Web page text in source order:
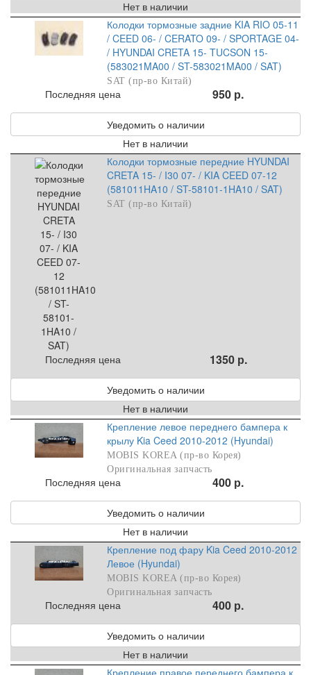
Нет в наличии
Колодки тормозные задние KIA RIO 05-11
/ CEED 06- / CERATO 09- / SPORTAGE 04-
/ HYUNDAI CRETA 15- TUCSON 15-
(583021MA00 / ST-583021MA00 / SAT)
SAT (пр-во Китай)
Последняя цена 950 р.
Уведомить о наличии
Нет в наличии
Колодки тормозные передние HYUNDAI
CRETA 15- / I30 07- / KIA CEED 07-12
(581011HA10 / ST-58101-1HA10 / SAT)
SAT (пр-во Китай)
Последняя цена 1350 р.
Уведомить о наличии
Нет в наличии
Крепление левое переднего бампера к
крылу Kia Ceed 2010-2012 (Hyundai)
MOBIS KOREA (пр-во Корея)
Оригинальная запчасть
Последняя цена 400 р.
Уведомить о наличии
Нет в наличии
Крепление под фару Kia Ceed 2010-2012
Левое (Hyundai)
MOBIS KOREA (пр-во Корея)
Оригинальная запчасть
Последняя цена 400 р.
Уведомить о наличии
Нет в наличии
Крепление правое переднего бампера к